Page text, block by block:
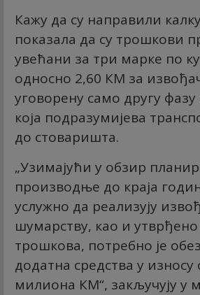
Кажу да су направили
показала да су трошкови
увећани за три марке по
односно 2,60 КМ за
уговорену само другу
која подразумијева
до стоваришта.
„Узимајући у обзир
производње до краја
услужно да реализују
шумарству, као и
трошкова, потребно је
додатна средства у износу
милиона КМ“, закључују у